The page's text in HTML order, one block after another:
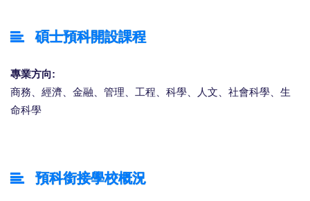
碩士預科開設課程
專業方向:
商務、經濟、金融、管理、工程、科學、人文、社會科學、生
命科學
預科銜接學校概況